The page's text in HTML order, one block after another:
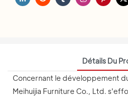
Détails Du
Concernant le développement
Meihuijia Furniture Co., Ltd.